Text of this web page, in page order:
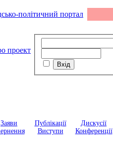
проект
Заяви
Публікації
Виступи
Дискусії
Конференції